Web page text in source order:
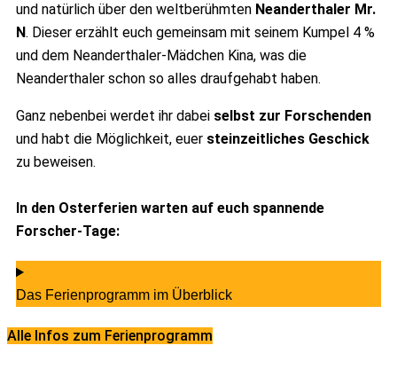
und natürlich über den weltberühmten Neanderthaler Mr.
N. Dieser erzählt euch gemeinsam mit seinem Kumpel 4 %
und dem Neanderthaler-Mädchen Kina, was die
Neanderthaler schon so alles draufgehabt haben.
Ganz nebenbei werdet ihr dabei selbst zur Forschenden
und habt die Möglichkeit, euer steinzeitliches Geschick
zu beweisen.
In den Osterferien warten auf euch spannende
Forscher-Tage:
Das Ferienprogramm im Überblick
Alle Infos zum Ferienprogramm